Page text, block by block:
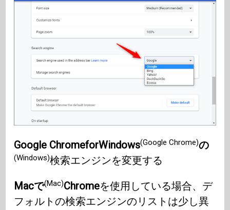
Google ChromeforWindows(Google Chrome)の
(Windows)検索エンジンを変更する
Macで(Mac)Chromeを使用している場合、デ
フォルトの検索エンジンのリストは少し異